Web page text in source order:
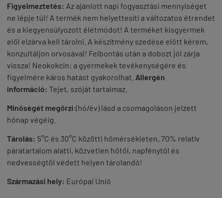
Figyelmeztetés: Az ajánlott napi fogyasztási mennyiséget
ne lépje túl! A termék nem helyettesíti a változatos étrendet
és a kiegyensúlyozott életmódot! A terméket kisgyermek
elől elzárva kell tárolni. A készítmény szedése előtt kérem,
konzultáljon orvosával! Felbontás után a dobozt jól zárja
vissza! Neokokcin: a gyermekek tevékenységére és
figyelmére káros hatást gyakorolhat. Allergén
információ: Tejet, szóját tartalmaz.
Minőségét megőrzi:(hó/év) lásd a csomagoláson jelzett
hónap végéig.
Tárolás: 5°C és 30°C közötti hőmérsékleten, 70% relatív
páratartalom alatti, közvetlen hőtől, napfénytől és
nedvességtől védett helyen tárolandó!
Származási hely: Európai Unió